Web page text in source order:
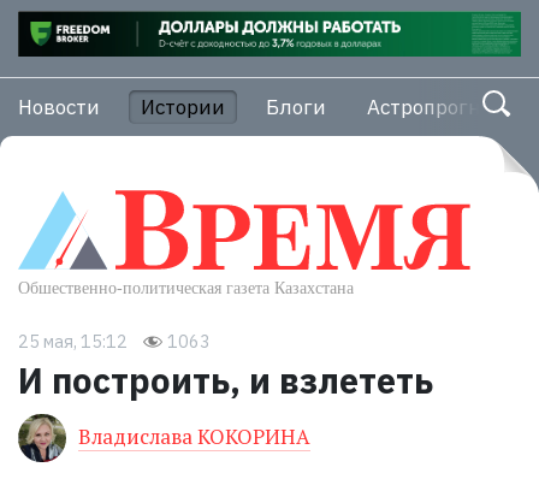
Новости Истории Блоги Астропрогноз
25 мая, 15:12 1063
И построить, и взлететь
Владислава КОКОРИНА